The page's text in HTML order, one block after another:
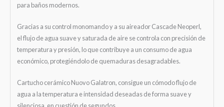
para baños modernos.
Gracias a su control monomando y a su aireador Cascade Neoperl,
el flujo de agua suave y saturada de aire se controla con precisión de
temperatura y presión, lo que contribuye a un consumo de agua
económico, protegiéndolo de quemaduras desagradables.
Cartucho cerámico Nuovo Galatron, consigue un cómodo flujo de
agua a la temperatura e intensidad deseadas de forma suave y